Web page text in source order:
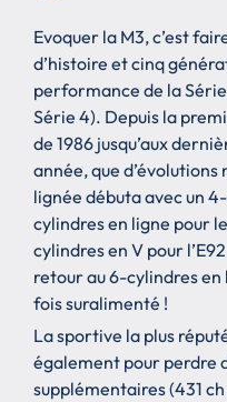
Evoquer la M3, c’est
d’histoire et cinq
performance de la
Série 4). Depuis la
de 1986 jusqu’aux
année, que
lignée débuta avec un
cylindres en ligne pour
cylindres en V pour
retour au 6-cylindres
fois suralimenté !
La sportive la plus
également pour perdre
supplémentaires (431